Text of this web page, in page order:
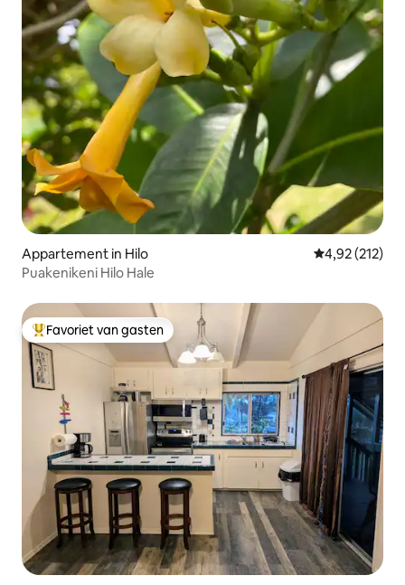
Appartement in Hilo Gemiddelde
4,92 (212)
Puakenikeni Hilo Hale
Topfavoriet van gasten
Favoriet van gasten